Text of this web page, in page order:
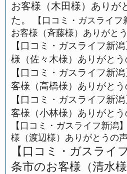
お客様（木田様）ありが
た。
【口コミ・ガスライ
お客様（斉藤様）ありがと
【口コミ・ガスライフ新
様（佐々木様）ありがとう
【口コミ・ガスライフ新
客様（高橋様）ありがとう
【口コミ・ガスライフ新
客様（小林様）ありがとう
【口コミ・ガスライフ新潟
様（渡辺様）ありがとうの
【口コミ・ガスライ
条市のお客様（清水